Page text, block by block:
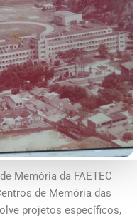
Memória da FAETEC
de Memória das
projetos específicos,